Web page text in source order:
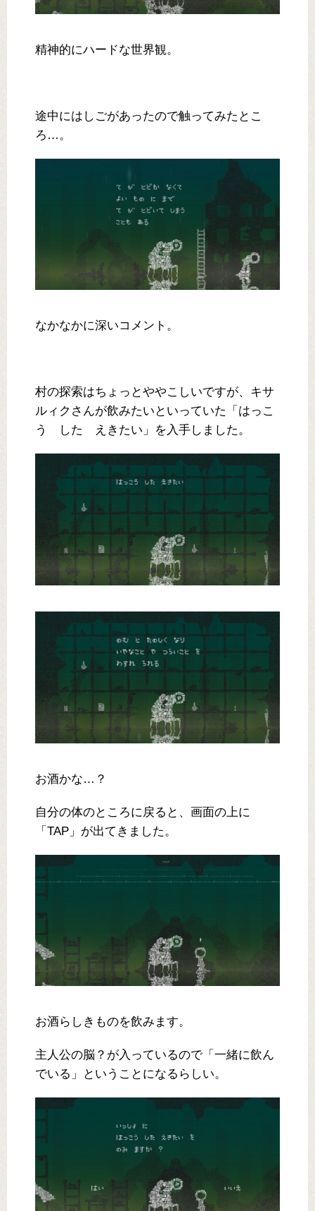
精神的にハードな世界観。
途中にはしごがあったので触ってみたとこ
ろ…。
なかなかに深いコメント。
村の探索はちょっとややこしいですが、キサ
ルィクさんが飲みたいといっていた「はっこ
う した えきたい」を入手しました。
お酒かな…？
自分の体のところに戻ると、画面の上に
「TAP」が出てきました。
お酒らしきものを飲みます。
主人公の脳？が入っているので「一緒に飲ん
でいる」ということになるらしい。